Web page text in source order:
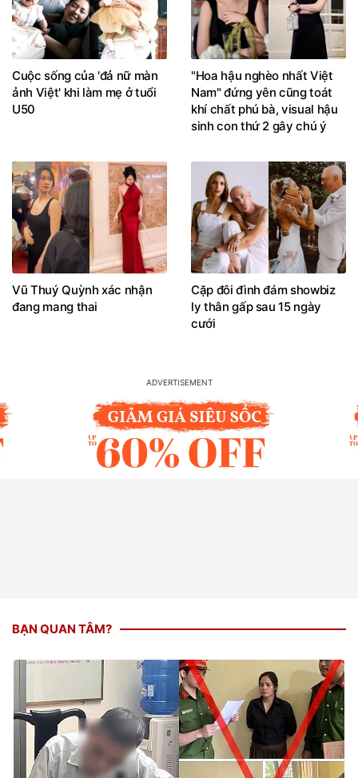
Cuộc sống của 'đả nữ màn
ảnh Việt' khi làm mẹ ở tuổi
U50
"Hoa hậu nghèo nhất Việt
Nam" đứng yên cũng toát
khí chất phú bà, visual hậu
sinh con thứ 2 gây chú ý
Vũ Thuý Quỳnh xác nhận
đang mang thai
Cặp đôi đình đám showbiz
ly thân gấp sau 15 ngày
cưới
BẠN QUAN TÂM?